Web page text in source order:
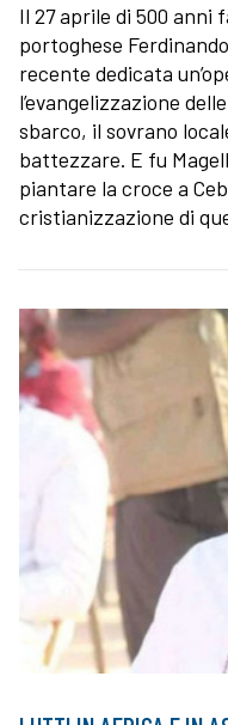
Il 27 aprile di 500 anni
portoghese
recente dedicata
l’evangelizzazione
sbarco, il sovrano
battezzare. E fu
piantare la croce a
cristianizzazione di